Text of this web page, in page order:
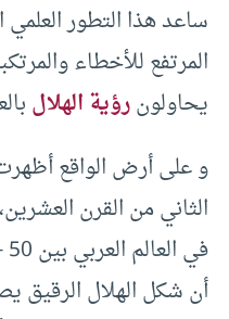
ساعد هذا التطور العلمي
المرتفع للأخطاء
يحاولونرؤية الهلال
و على أرض الواقع
الثاني من القرن
أن شكل الهلال